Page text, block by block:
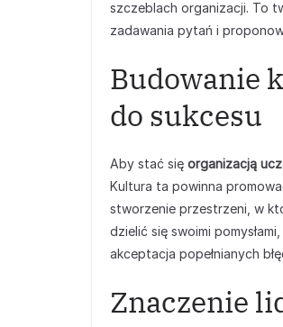
szczeblach organizacji. To
zadawania pytań i
Budowanie
do sukcesu
Aby stać się organizacją
Kultura ta powinna
stworzenie przestrzeni, w
dzielić się swoimi
akceptacja popełnianych
Znaczenie